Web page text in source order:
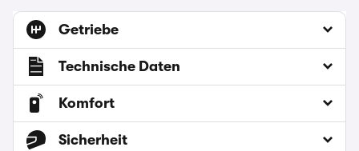
Getriebe
Technische Daten
Komfort
Sicherheit